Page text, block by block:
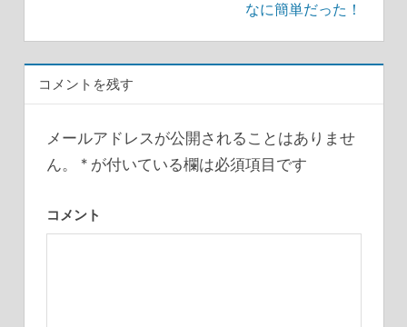
ビ
ゲ
シ
ン
なに簡単だった！
コメントを残す
メールアドレスが公開されることはありませ
ん。
*が付いている欄は必須項目です
コメント